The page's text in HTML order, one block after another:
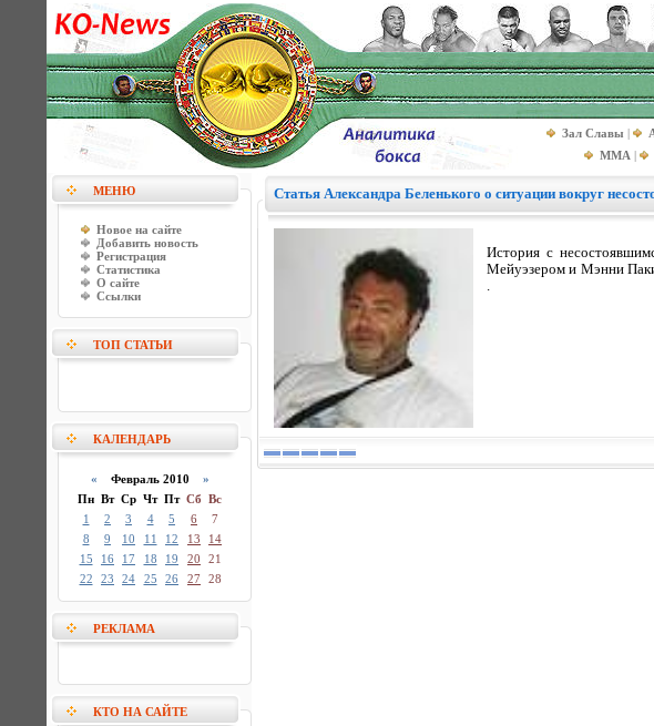
Зал Славы |
MMA |
МЕНЮ
Новое на сайте
Добавить новость
Регистрация
Статистика
О сайте
Ссылки
ТОП СТАТЬИ
КАЛЕНДАРЬ
« Февраль 2010 »
Пн Вт Ср Чт Пт Сб Вс
1
2 3 4 5 6
7
8
9 10 11 12 13
14
15
16 17 18 19 20
21
22
23 24 25 26 27 28
РЕКЛАМА
КТО НА САЙТЕ
Статья Александра Беленького о ситуации вокруг
История с
Мейуэзером и Мэнни
.